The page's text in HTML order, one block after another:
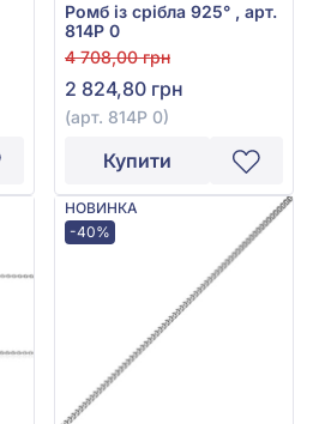
Ромб із срібла 925° , арт.
814Р 0
4 708,00 грн
2 824,80 грн
(арт. 814Р 0)
Купити
НОВИНКА
-40%